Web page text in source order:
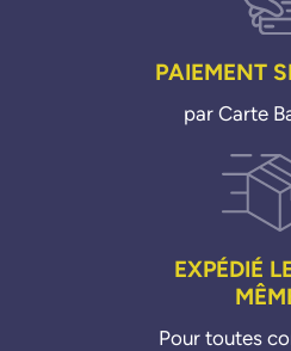
PAIEMENT
par Carte
EXPÉDIÉ
Pour toutes